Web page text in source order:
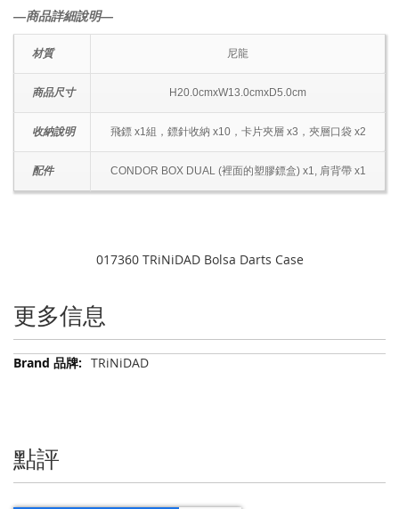
―商品詳細說明―
材質 尼龍
商品尺寸 H20.0cmxW13.0cmxD5.0cm
收納說明 飛鏢 x1組，鏢針收納 x10，卡片夾層 x3，夾層口袋 x2
配件 CONDOR BOX DUAL (裡面的塑膠鏢盒) x1, 肩背帶 x1
017360 TRiNiDAD Bolsa Darts Case
更多信息
更
TRiNiDAD
點評